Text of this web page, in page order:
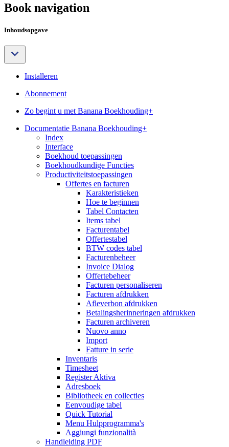
Book navigation
Inhoudsopgave
Installeren
Abonnement
Zo begint u met Banana Boekhouding+
Documentatie Banana Boekhouding+
Index
Interface
Boekhoud toepassingen
Boekhoudkundige Functies
Productiviteitstoepassingen
Offertes en facturen
Karakteristieken
Hoe te beginnen
Tabel Contacten
Items tabel
Facturentabel
Offertestabel
BTW codes tabel
Facturenbeheer
Invoice Dialog
Offertebeheer
Facturen personaliseren
Facturen afdrukken
Afleverbon afdrukken
Betalingsherinneringen afdrukken
Facturen archiveren
Nuovo anno
Import
Fatture in serie
Inventaris
Timesheet
Register Aktiva
Adresboek
Bibliotheek en collecties
Eenvoudige tabel
Quick Tutorial
Menu Hulpprogramma's
Aggiungi funzionalità
Handleiding PDF